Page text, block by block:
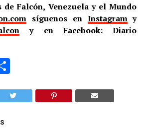
de Falcón, Venezuela y el Mundo
síguenos en Instagramy
y en Facebook: Diario
Compartir